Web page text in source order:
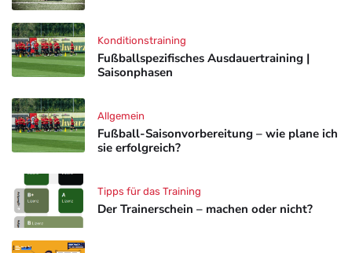
Fußballspezifisches Ausdauertraining |
Saisonphasen
Konditionstraining
Fußball-Saisonvorbereitung – wie plane ich
sie erfolgreich?
Allgemein
Der Trainerschein – machen oder nicht?
Tipps für das Training